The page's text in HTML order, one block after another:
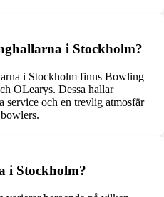
i Stockholm?
i Stockholm finns Bowling
OLearys. Dessa hallar
service och en trevlig atmosfär
i Stockholm?